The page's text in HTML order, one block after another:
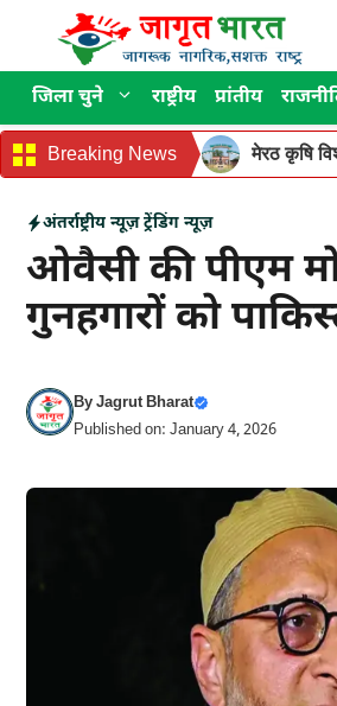
content
जिला चुने राष्ट्रीय प्रांतीय
Breaking News मेरठ कृषि
अंतर्राष्ट्रीय न्यूज़ ट्रेंडिंग न्यूज़
ओवैसी की पीएम
गुनहगारों को
ByJagrut Bharat
Published on: January 4, 2026